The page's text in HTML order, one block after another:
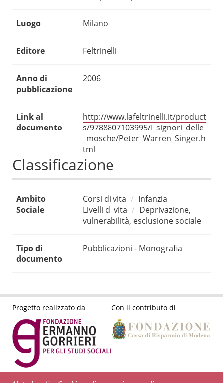
Luogo Milano
Editore Feltrinelli
Anno di
pubblicazione
2006
Link al
documento
http://www.lafeltrinelli.it/product
s/9788807103995/I_signori_delle
_mosche/Peter_Warren_Singer.h
tml
Classificazione
Ambito
Sociale
Corsi di vita
Infanzia
Livelli di vita
Deprivazione,
vulnerabilità, esclusione sociale
Tipo di
documento
Pubblicazioni - Monografia
Progetto realizzato da Con il contributo di